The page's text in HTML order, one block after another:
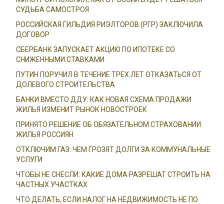
СУДЬБА САМОСТРОЯ
РОССИЙСКАЯ ГИЛЬДИЯ РИЭЛТОРОВ (РГР) ЗАКЛЮЧИЛА
ДОГОВОР
СБЕРБАНК ЗАПУСКАЕТ АКЦИЮ ПО ИПОТЕКЕ СО
СНИЖЕННЫМИ СТАВКАМИ
ПУТИН ПОРУЧИЛ В ТЕЧЕНИЕ ТРЕХ ЛЕТ ОТКАЗАТЬСЯ ОТ
ДОЛЕВОГО СТРОИТЕЛЬСТВА
БАНКИ ВМЕСТО ДДУ: КАК НОВАЯ СХЕМА ПРОДАЖИ
ЖИЛЬЯ ИЗМЕНИТ РЫНОК НОВОСТРОЕК
ПРИНЯТО РЕШЕНИЕ ОБ ОБЯЗАТЕЛЬНОМ СТРАХОВАНИИ
ЖИЛЬЯ РОССИЯН
ОТКЛЮЧИМ ГАЗ: ЧЕМ ГРОЗЯТ ДОЛГИ ЗА КОММУНАЛЬНЫЕ
УСЛУГИ
ЧТОБЫ НЕ СНЕСЛИ: КАКИЕ ДОМА РАЗРЕШАТ СТРОИТЬ НА
ЧАСТНЫХ УЧАСТКАХ
ЧТО ДЕЛАТЬ, ЕСЛИ НАЛОГ НА НЕДВИЖИМОСТЬ НЕ ПО